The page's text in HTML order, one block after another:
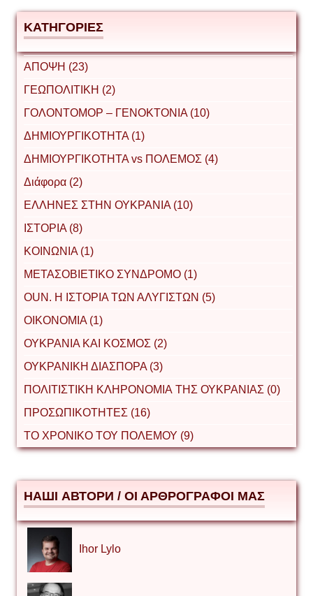
ΚΑΤΗΓΟΡΙΕΣ
ΑΠΟΨΗ (23)
ΓΕΩΠΟΛΙΤΙΚΗ (2)
ΓΟΛΟΝΤΟΜΟΡ – ΓΕΝΟΚΤΟΝΙΑ (10)
ΔΗΜΙΟΥΡΓΙΚΟΤΗΤΑ (1)
ΔΗΜΙΟΥΡΓΙΚΟΤΗΤΑ vs ΠΟΛΕΜΟΣ (4)
Διάφορα (2)
ΕΛΛΗΝΕΣ ΣΤΗΝ ΟΥΚΡΑΝΙΑ (10)
ΙΣΤΟΡΙΑ (8)
ΚΟΙΝΩΝΙΑ (1)
ΜΕΤΑΣΟΒΙΕΤΙΚΟ ΣΥΝΔΡΟΜΟ (1)
ΟUΝ. Η ΙΣΤΟΡΙΑ ΤΩΝ ΑΛΥΓΙΣΤΩΝ (5)
ΟΙΚΟΝΟΜΙΑ (1)
ΟΥΚΡΑΝΙΑ ΚΑΙ ΚΟΣΜΟΣ (2)
ΟΥΚΡΑΝΙΚΗ ΔΙΑΣΠΟΡΑ (3)
ΠΟΛΙΤΙΣΤΙΚΗ ΚΛΗΡΟΝΟΜΙΑ ΤΗΣ ΟΥΚΡΑΝΙΑΣ (0)
ΠΡΟΣΩΠΙΚΟΤΗΤΕΣ (16)
ΤΟ ΧΡΟΝΙΚΟ ΤΟΥ ΠΟΛΕΜΟΥ (9)
НАШІ АВТОРИ / ΟΙ ΑΡΘΡΟΓΡΑΦΟΙ ΜΑΣ
Ihor Lylo